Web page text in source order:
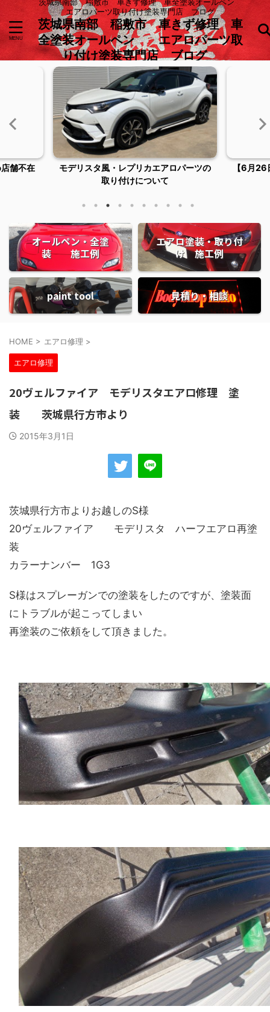
エアロパーツ取り付け塗装専門店 ブログ
茨城県南部 稲敷市 車きず修理 車
全塗装オールペン エアロパーツ取
り付け塗装専門店 ブログ
舗不在
モデリスタ風・レプリカエアロパーツの
取り付けについて
【6月
オールペン・全塗
装 施工例
エアロ塗装・取り付
け 施工例
paint tool 見積り・相談
HOME > エアロ修理 >
エアロ修理
20ヴェルファイア モデリスタエアロ修理 塗
装 茨城県行方市より
2015年3月1日
茨城県行方市よりお越しのS様
20ヴェルファイア モデリスタ ハーフエアロ再塗
装
カラーナンバー 1G3
S様はスプレーガンでの塗装をしたのですが、塗装面
にトラブルが起こってしまい
再塗装のご依頼をして頂きました。